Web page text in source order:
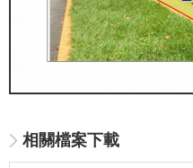
相關檔案下載